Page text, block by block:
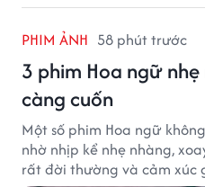
PHIM ẢNH 58 phút trước
3 phim Hoa ngữ
càng cuốn
Một số phim Hoa ngữ
nhờ nhịp kể nhẹ nhàng,
rất đời thường và cảm xúc